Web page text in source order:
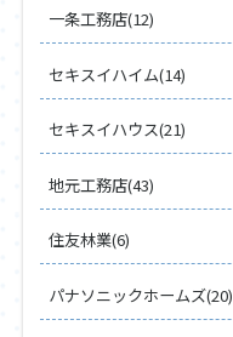
一条工務店(12)
セキスイハイム(14)
セキスイハウス(21)
地元工務店(43)
住友林業(6)
パナソニックホームズ(20)